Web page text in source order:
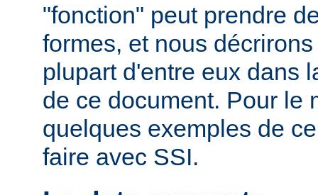
"fonction" peut prendre
formes, et nous
plupart d'entre eux dans
de ce document. Pour le
quelques exemples de
faire avec SSI.